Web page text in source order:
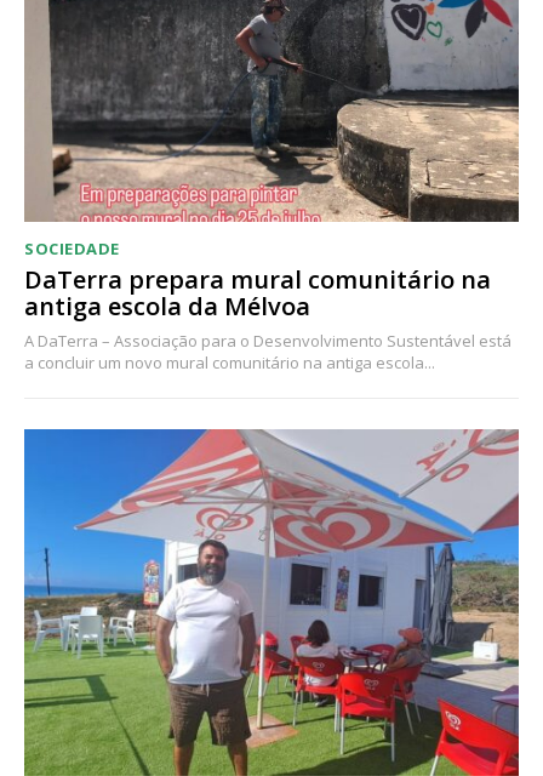
SOCIEDADE
DaTerra prepara mural comunitário na
antiga escola da Mélvoa
A DaTerra – Associação para o Desenvolvimento Sustentável está
a concluir um novo mural comunitário na antiga escola...